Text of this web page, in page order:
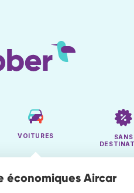
VOITURES
SANS
économiques Aircar